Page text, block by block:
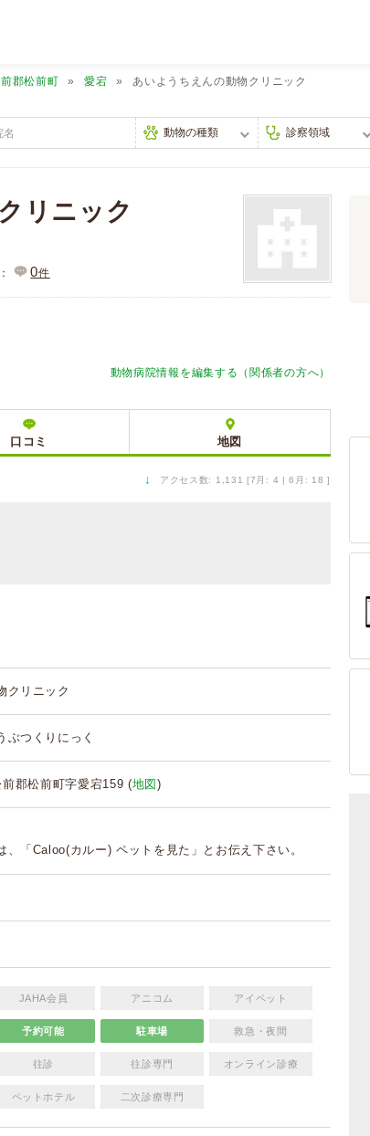
郡松前町 愛宕 あいようちえんの動物クリニック
リニック
0件
動物病院情報を編集する（関係者の方へ）
口コミ 地図
↓ アクセス数: 1,131 [7月: 4 | 6月: 18 ]
クリニック
ぶつくりにっく
郡松前町字愛宕159 (地図 )
「Caloo(カルー) ペットを見た」とお伝え下さい。
JAHA会員 アニコム アイペット
予約可能 駐車場 救急・夜間
往診 往診専門 オンライン診療
ペットホテル 二次診療専門